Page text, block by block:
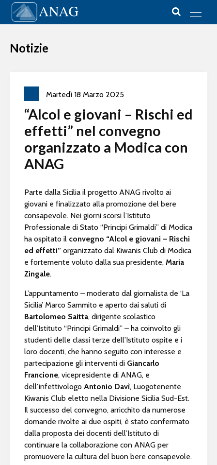
Vai al contenuto
Main Navigation
Notizie
Martedì 18 Marzo 2025
“Alcol e giovani – Rischi ed
effetti” nel convegno
organizzato a Modica con
ANAG
Parte dalla Sicilia il progetto ANAG rivolto ai
giovani e finalizzato alla promozione del bere
consapevole. Nei giorni scorsi l’Istituto
Professionale di Stato “Principi Grimaldi” di Modica
ha ospitato il convegno “Alcol e giovani – Rischi
ed effetti” organizzato dal Kiwanis Club di Modica
e fortemente voluto dalla sua presidente, Maria
Zingale.
L’appuntamento – moderato dal giornalista de ‘La
Sicilia’ Marco Sammito e aperto dai saluti di
Bartolomeo Saitta, dirigente scolastico
dell’Istituto “Principi Grimaldi” – ha coinvolto gli
studenti delle classi terze dell’Istituto ospite e i
loro docenti, che hanno seguito con interesse e
partecipazione gli interventi di Giancarlo
Francione, vicepresidente di ANAG, e
dell’infettivologo Antonio Davì, Luogotenente
Kiwanis Club eletto nella Divisione Sicilia Sud-Est.
Il successo del convegno, arricchito da numerose
domande rivolte ai due ospiti, è stato confermato
dalla proposta dei docenti dell’Istituto di
continuare la collaborazione con ANAG per
promuovere la cultura del buon bere consapevole.